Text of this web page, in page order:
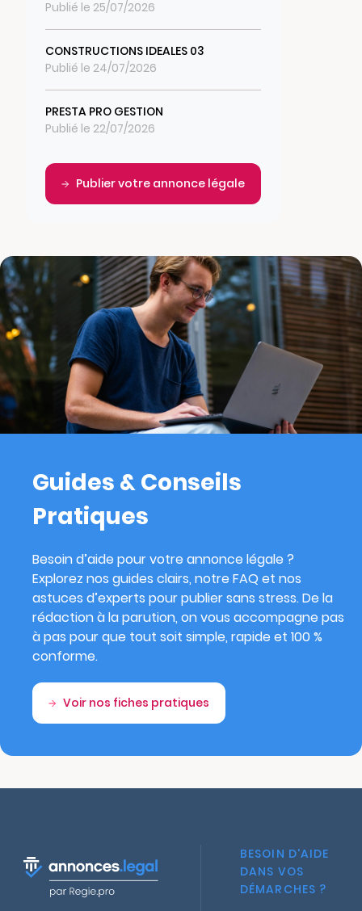
Publié le 25/07/2026
CONSTRUCTIONS IDEALES 03
Publié le 24/07/2026
PRESTA PRO GESTION
Publié le 22/07/2026
Publier votre annonce légale
Guides & Conseils
Pratiques
Besoin d’aide pour votre annonce légale ?
Explorez nos guides clairs, notre FAQ et nos
astuces d’experts pour publier sans stress. De la
rédaction à la parution, on vous accompagne pas
à pas pour que tout soit simple, rapide et 100 %
conforme.
Voir nos fiches pratiques
BESOIN D'AIDE
DANS VOS
DÉMARCHES ?